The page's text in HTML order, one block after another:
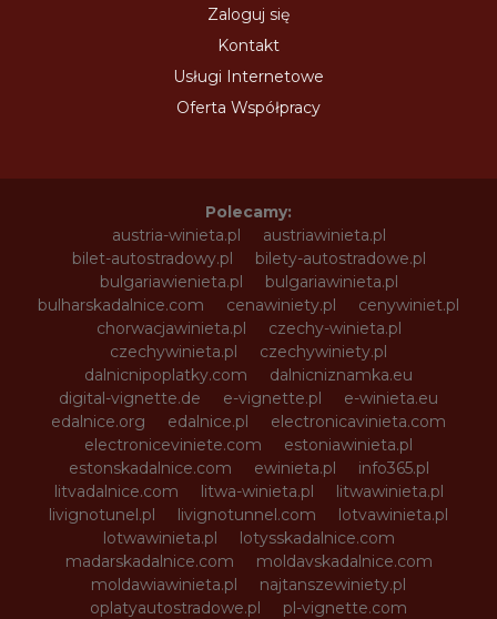
Zaloguj się
Kontakt
Usługi Internetowe
Oferta Współpracy
Polecamy:
austria-winieta.pl
austriawinieta.pl
bilet-autostradowy.pl
bilety-autostradowe.pl
bulgariawienieta.pl
bulgariawinieta.pl
bulharskadalnice.com
cenawiniety.pl
cenywiniet.pl
chorwacjawinieta.pl
czechy-winieta.pl
czechywinieta.pl
czechywiniety.pl
dalnicnipoplatky.com
dalnicniznamka.eu
digital-vignette.de
e-vignette.pl
e-winieta.eu
edalnice.org
edalnice.pl
electronicavinieta.com
electroniceviniete.com
estoniawinieta.pl
estonskadalnice.com
ewinieta.pl
info365.pl
litvadalnice.com
litwa-winieta.pl
litwawinieta.pl
livignotunel.pl
livignotunnel.com
lotvawinieta.pl
lotwawinieta.pl
lotysskadalnice.com
madarskadalnice.com
moldavskadalnice.com
moldawiawinieta.pl
najtanszewiniety.pl
oplatyautostradowe.pl
pl-vignette.com